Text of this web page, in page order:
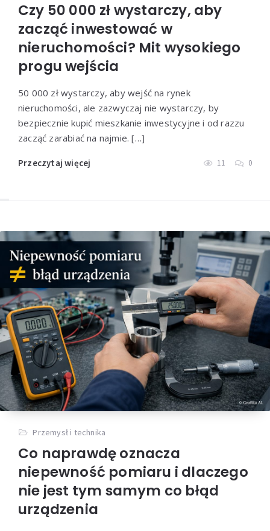
Czy 50 000 zł wystarczy, aby
zacząć inwestować w
nieruchomości? Mit wysokiego
progu wejścia
50 000 zł wystarczy, aby wejść na rynek
nieruchomości, ale zazwyczaj nie wystarczy, by
bezpiecznie kupić mieszkanie inwestycyjne i od razzu
zacząć zarabiać na najmie. […]
Przeczytaj więcej 11 0
Przemysł i technika
Co naprawdę oznacza
niepewność pomiaru i dlaczego
nie jest tym samym co błąd
urządzenia